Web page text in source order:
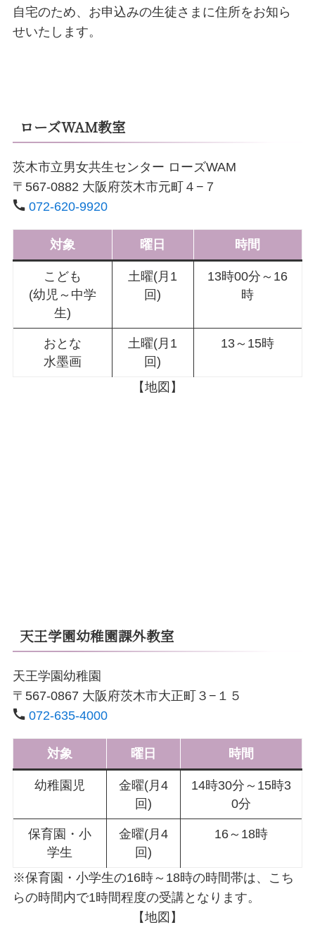
自宅のため、お申込みの生徒さまに住所をお知ら
せいたします。
ローズWAM教室
茨木市立男女共生センター ローズWAM
〒567-0882 大阪府茨木市元町４−７
072-620-9920
対象 曜日 時間
こども
(幼児～中学
生)
土曜(月1
回)
13時00分～16
時
おとな
水墨画
土曜(月1
回)
13～15時
【地図】
天王学園幼稚園課外教室
天王学園幼稚園
〒567-0867 大阪府茨木市大正町３−１５
072-635-4000
対象 曜日 時間
幼稚園児
金曜(月4
回)
14時30分～15時3
0分
保育園・小
学生
金曜(月4
回)
16～18時
※保育園・小学生の16時～18時の時間帯は、こち
らの時間内で1時間程度の受講となります。
【地図】